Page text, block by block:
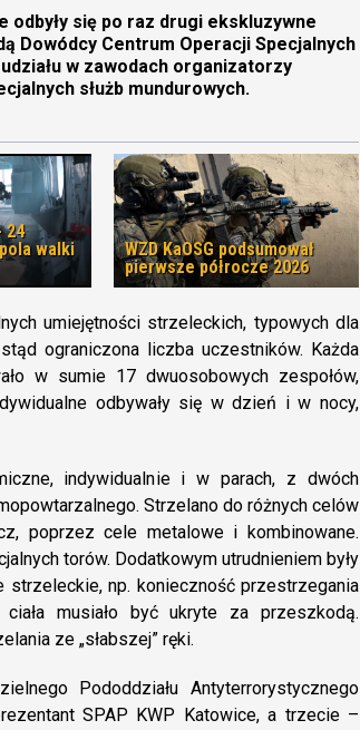
odbyły się po raz drugi ekskluzywne
Dowódcy Centrum Operacji Specjalnych
w zawodach organizatorzy
służb mundurowych.
24
walki
WZD KaOSG podsumował
pierwsze półrocze 2026
umiejętności strzeleckich, typowych dla
ograniczona liczba uczestników. Każda
w sumie 17 dwuosobowych zespołów,
odbywały się w dzień i w nocy,
indywidualnie i w parach, z dwóch
Strzelano do różnych celów
poprzez cele metalowe i kombinowane.
torów. Dodatkowym utrudnieniem były
strzeleckie, np. konieczność przestrzegania
musiało być ukryte za przeszkodą.
ze „słabszej” ręki.
Pododdziału Antyterrorystycznego
SPAP KWP Katowice, a trzecie –